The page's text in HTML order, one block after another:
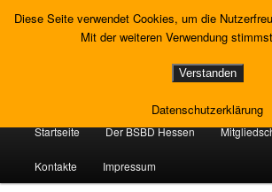
primären
Landesverband Hessen
HauptmenüStartseite Der BSBD Hessen
Kontakte Impressum
Diese Seite verwendet Cookies, um die
Mit der weiteren Verwendung
Verstanden
Datenschutzerklärung